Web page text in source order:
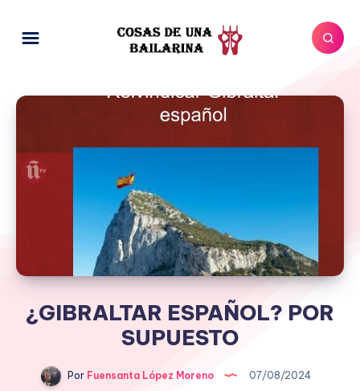
¿GIBRALTAR ESPAÑOL? POR
SUPUESTO
Por Fuensanta López Moreno
07/08/2024